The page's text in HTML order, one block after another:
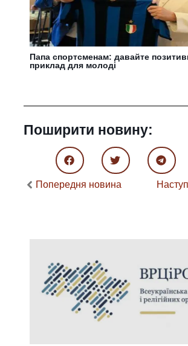
Папа спортсменам: давайте
приклад для молоді
Поширити новину:
Попередня новина